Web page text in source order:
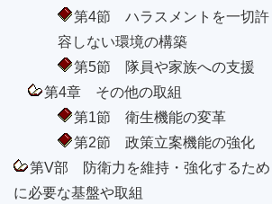
第4節 ハラスメントを一切許
容しない環境の構築
第5節 隊員や家族への支援
第4章 その他の取組
第1節 衛生機能の変革
第2節 政策立案機能の強化
第V部 防衛力を維持・強化するため
に必要な基盤や取組